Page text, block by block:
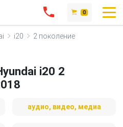
0
i20 2 поколение
i20 2
аудио, видео, медиа